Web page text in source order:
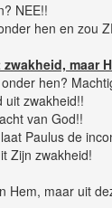
NEE!!
hen en zou
maar
hen?
uit zwakheid!!
van God!!
Paulus de
Zijn zwakheid!
Hem, maar uit